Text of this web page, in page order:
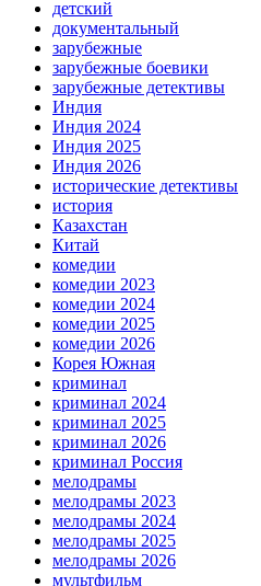
детский
документальный
зарубежные
зарубежные боевики
зарубежные детективы
Индия
Индия 2024
Индия 2025
Индия 2026
исторические детективы
история
Казахстан
Китай
комедии
комедии 2023
комедии 2024
комедии 2025
комедии 2026
Корея Южная
криминал
криминал 2024
криминал 2025
криминал 2026
криминал Россия
мелодрамы
мелодрамы 2023
мелодрамы 2024
мелодрамы 2025
мелодрамы 2026
мультфильм